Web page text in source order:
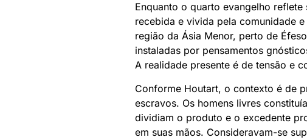
Enquanto o quarto evangelho
recebida e vivida pela comunidade
região da Ásia Menor, perto de
instaladas por pensamentos
A realidade presente é de tensão e
Conforme Houtart, o contexto é de
escravos. Os homens livres
dividiam o produto e o excedente
em suas mãos. Consideravam-se